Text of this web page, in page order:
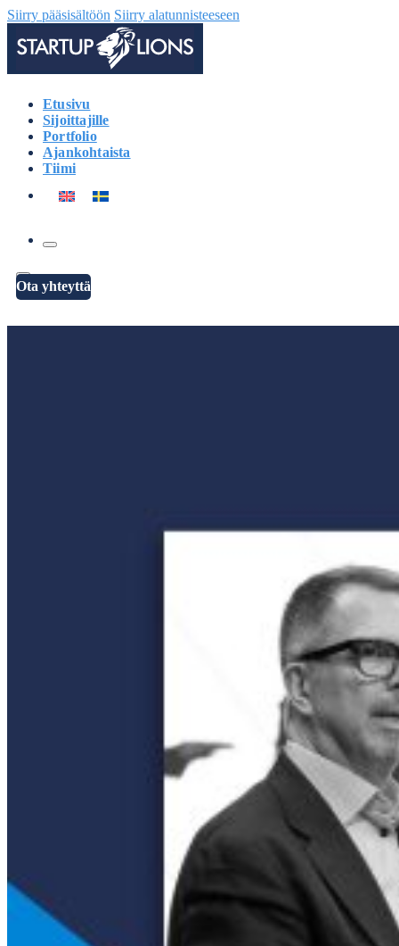
Siirry pääsisältöön Siirry alatunnisteeseen
Etusivu
Sijoittajille
Portfolio
Ajankohtaista
Tiimi
Ota yhteyttä